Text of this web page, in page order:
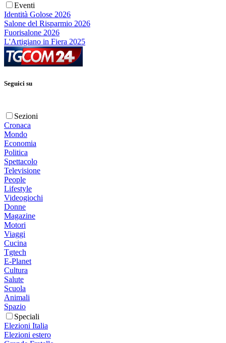
Eventi
Identità Golose 2026
Salone del Risparmio 2026
Fuorisalone 2026
L'Artigiano in Fiera 2025
Seguici su
Sezioni
Cronaca
Mondo
Economia
Politica
Spettacolo
Televisione
People
Lifestyle
Videogiochi
Donne
Magazine
Motori
Viaggi
Cucina
Tgtech
E-Planet
Cultura
Salute
Scuola
Animali
Spazio
Speciali
Elezioni Italia
Elezioni estero